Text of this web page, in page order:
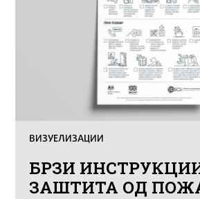
ВИЗУЕЛИЗАЦИИ
БРЗИ
ЗАШТИТА ОД